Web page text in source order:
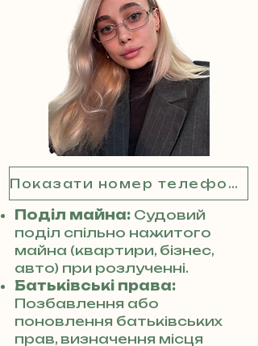
Показати номер телефону
Поділ майна: Судовий
поділ спільно нажитого
майна (квартири, бізнес,
авто) при розлученні.
Батьківські права:
Позбавлення або
поновлення батьківських
прав, визначення місця